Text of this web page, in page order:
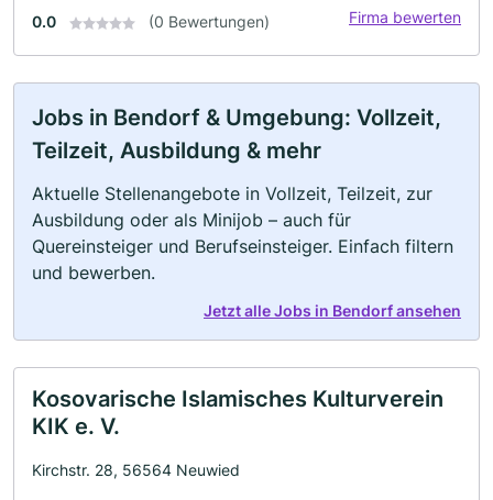
0.0 (0 Bewertungen) Firma bewerten
Jobs in Bendorf & Umgebung: Vollzeit,
Teilzeit, Ausbildung & mehr
Aktuelle Stellenangebote in Vollzeit, Teilzeit, zur
Ausbildung oder als Minijob – auch für
Quereinsteiger und Berufseinsteiger. Einfach filtern
und bewerben.
Jetzt alle Jobs in Bendorf ansehen
Kosovarische Islamisches Kulturverein
KIK e. V.
Kirchstr. 28, 56564 Neuwied